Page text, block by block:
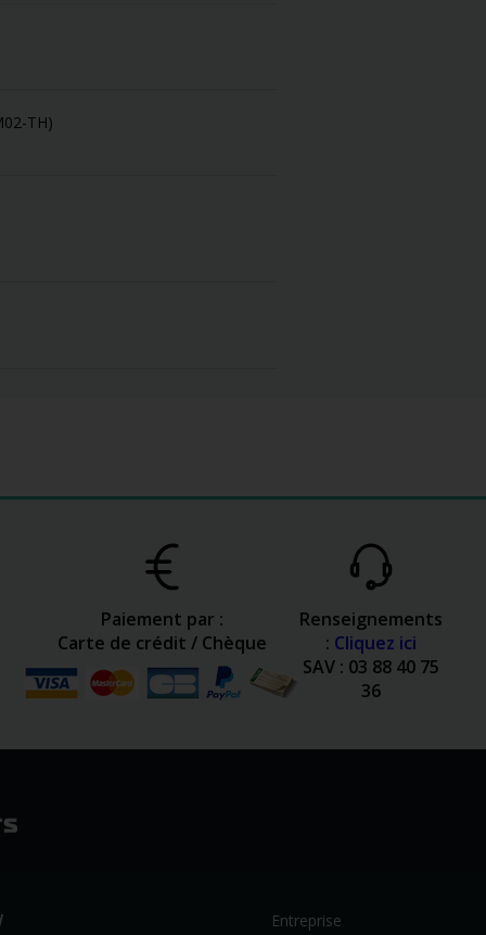
TH)
Paiement par :
Carte de crédit / Chèque
Renseignements
: Cliquez ici
SAV : 03 88 40 75
36
Entreprise